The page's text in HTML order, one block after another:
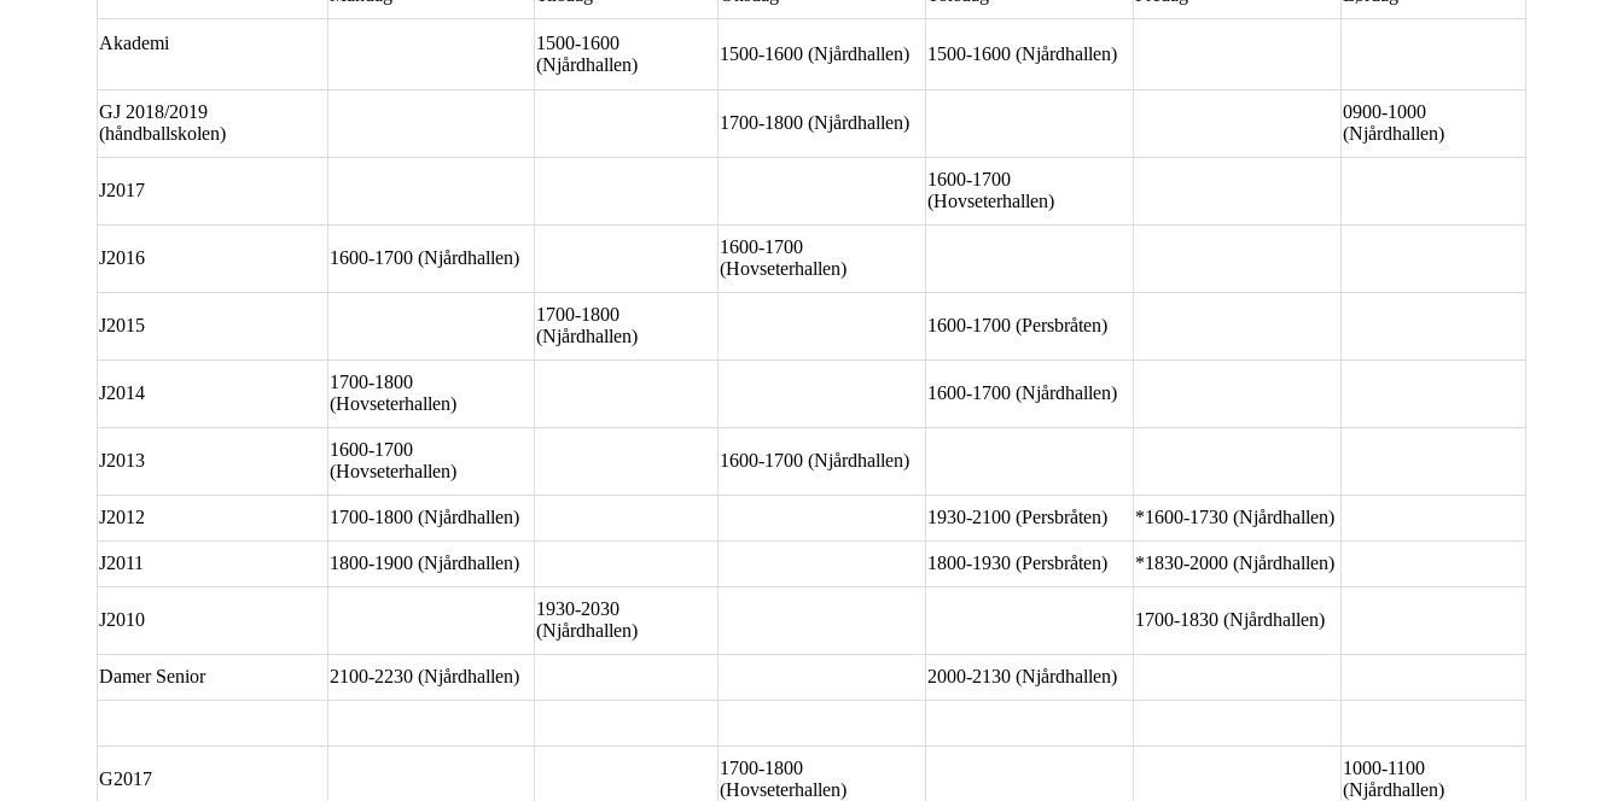
Akademi
1500-1600
(Njårdhallen)
1500-1600 (Njårdhallen) 1500-1600 (Njårdhallen)
GJ 2018/2019
(håndballskolen)
1700-1800 (Njårdhallen)
0900-1000
(Njårdhallen)
J2017
1600-1700
(Hovseterhallen)
J2016 1600-1700 (Njårdhallen)
1600-1700
(Hovseterhallen)
J2015
1700-1800
(Njårdhallen)
1600-1700 (Persbråten)
J2014
1700-1800
(Hovseterhallen)
1600-1700 (Njårdhallen)
J2013
1600-1700
(Hovseterhallen)
1600-1700 (Njårdhallen)
J2012 1700-1800 (Njårdhallen) 1930-2100 (Persbråten) *1600-1730 (Njårdhallen)
J2011 1800-1900 (Njårdhallen) 1800-1930 (Persbråten) *1830-2000 (Njårdhallen)
J2010
1930-2030
(Njårdhallen)
1700-1830 (Njårdhallen)
Damer Senior 2100-2230 (Njårdhallen) 2000-2130 (Njårdhallen)
G2017
1700-1800
(Hovseterhallen)
1000-1100
(Njårdhallen)